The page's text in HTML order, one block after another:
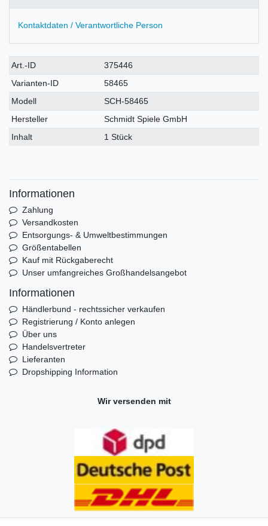
Kontaktdaten / Verantwortliche Person
Technisches
Merkmal
Wert
Art.-ID
375446
Varianten-ID
58465
Modell
SCH-58465
Hersteller
Schmidt Spiele GmbH
Inhalt
1 Stück
Informationen
Zahlung
Versandkosten
Entsorgungs- & Umweltbestimmungen
Größentabellen
Kauf mit Rückgaberecht
Unser umfangreiches Großhandelsangebot
Informationen
Händlerbund - rechtssicher verkaufen
Registrierung / Konto anlegen
Über uns
Handelsvertreter
Lieferanten
Dropshipping Information
Wir versenden mit